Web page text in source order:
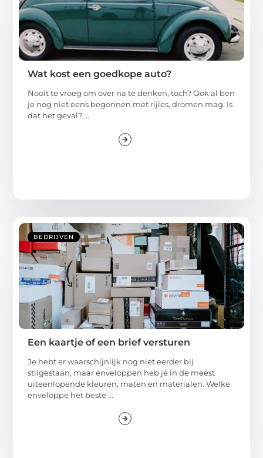
Wat kost een goedkope auto?
Nooit te vroeg om over na te denken, toch? Ook al ben
je nog niet eens begonnen met rijles, dromen mag. Is
dat het geval? ...
BEDRIJVEN
Een kaartje of een brief versturen
Je hebt er waarschijnlijk nog niet eerder bij
stilgestaan, maar enveloppen heb je in de meest
uiteenlopende kleuren, maten en materialen. Welke
enveloppe het beste ...